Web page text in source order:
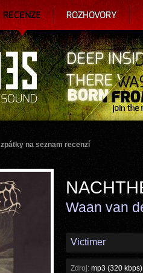
RECENZE ROZHOVORY
zpátky na seznam recenzí
Waan van
Victimer
Zdroj: mp3 (320 kbps)